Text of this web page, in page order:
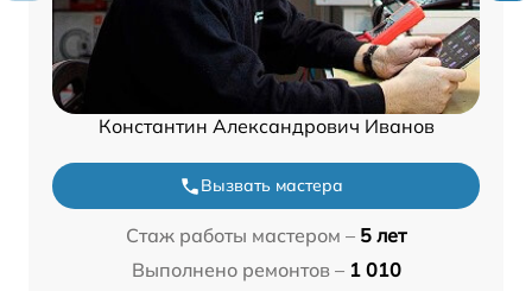
Константин Александрович Иванов
Вызвать мастера
Стаж работы мастером – 5 лет
Выполнено ремонтов – 1 010